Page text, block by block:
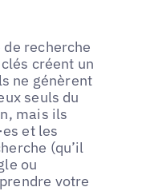
de recherche
créent un
ne génèrent
seuls du
mais ils
et les
(qu’il
ou
votre